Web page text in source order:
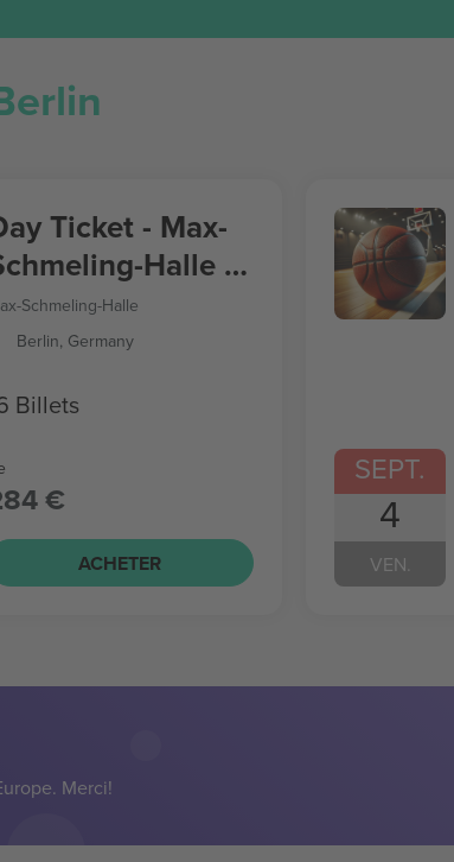
Ticket - Max-
Halle -
Basketball World
Schmeling-Halle
Berlin, Germany
Billets
€
ACHETER
SEPT.
4
VEN.
Merci!